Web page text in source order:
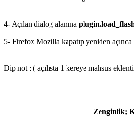
4- Açılan dialog alanına
5- Firefox Mozilla kapatıp yeniden
Dip not ; ( açılısta 1 kereye mahsus
Zenginlik;